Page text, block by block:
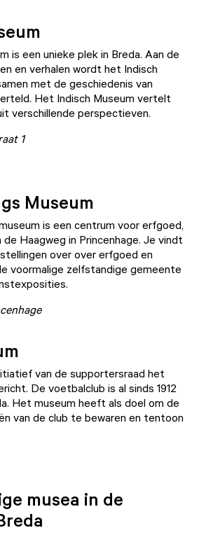
is een unieke plek in Breda. Aan de
en verhalen wordt het Indisch
met de geschiedenis van
Het Indisch Museum vertelt
verschillende perspectieven.
1
Museum
is een centrum voor erfgoed,
Haagweg in Princenhage. Je vindt
over over erfgoed en
voormalige zelfstandige gemeente
van de supportersraad het
De voetbalclub is al sinds 1912
Het museum heeft als doel om de
van de club te bewaren en tentoon
musea in de